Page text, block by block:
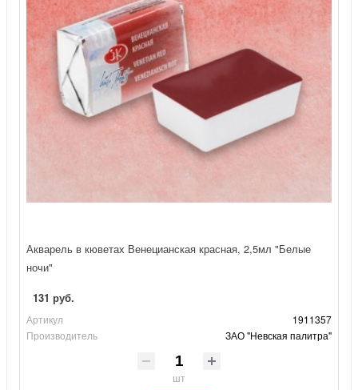
Акварель в кюветах Венецианская красная, 2,5мл "Белые
ночи"
131 руб.
Артикул
1911357
Производитель
ЗАО "Невская палитра"
шт